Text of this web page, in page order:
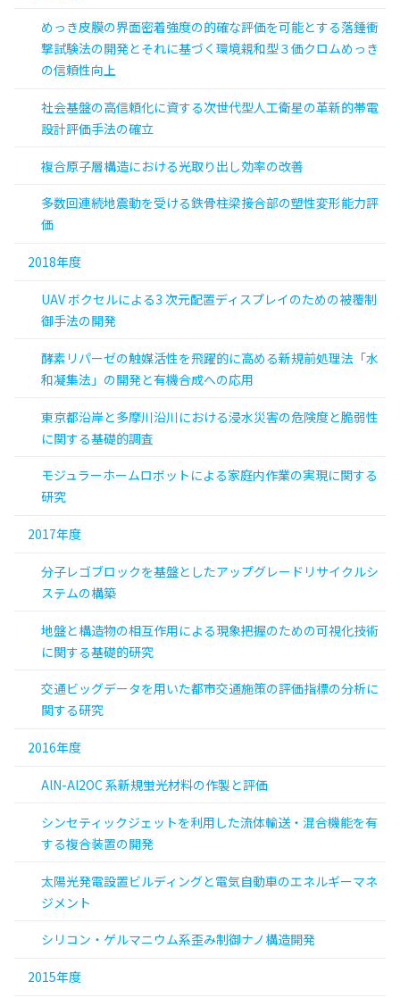
めっき皮膜の界面密着強度の的確な評価を可能とする落錘衝
撃試験法の開発とそれに基づく環境親和型３価クロムめっき
の信頼性向上
社会基盤の高信頼化に資する次世代型人工衛星の革新的帯電
設計評価手法の確立
複合原子層構造における光取り出し効率の改善
多数回連続地震動を受ける鉄骨柱梁接合部の塑性変形能力評
価
2018年度
UAV ボクセルによる3 次元配置ディスプレイのための被覆制
御手法の開発
酵素リパーゼの触媒活性を飛躍的に高める新規前処理法「水
和凝集法」の開発と有機合成への応用
東京都沿岸と多摩川沿川における浸水災害の危険度と脆弱性
に関する基礎的調査
モジュラーホームロボットによる家庭内作業の実現に関する
研究
2017年度
分子レゴブロックを基盤としたアップグレードリサイクルシ
ステムの構築
地盤と構造物の相互作用による現象把握のための可視化技術
に関する基礎的研究
交通ビッグデータを用いた都市交通施策の評価指標の分析に
関する研究
2016年度
AlN-Al2OC 系新規蛍光材料の作製と評価
シンセティックジェットを利用した流体輸送・混合機能を有
する複合装置の開発
太陽光発電設置ビルディングと電気自動車のエネルギーマネ
ジメント
シリコン・ゲルマニウム系歪み制御ナノ構造開発
2015年度